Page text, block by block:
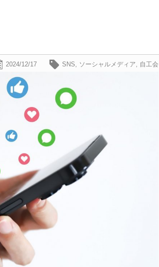
2024/12/17 SNS, ソーシャルメディア, 自工会